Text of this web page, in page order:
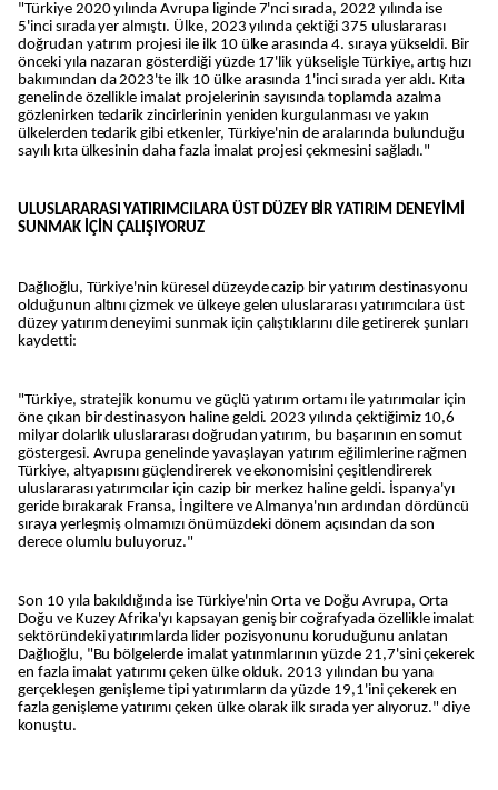
"Türkiye 2020 yılında Avrupa liginde 7'nci sırada, 2022 yılında ise
5'inci sırada yer almıştı. Ülke, 2023 yılında çektiği 375 uluslararası
doğrudan yatırım projesi ile ilk 10 ülke arasında 4. sıraya yükseldi. Bir
önceki yıla nazaran gösterdiği yüzde 17'lik yükselişle Türkiye, artış hızı
bakımından da 2023'te ilk 10 ülke arasında 1'inci sırada yer aldı. Kıta
genelinde özellikle imalat projelerinin sayısında toplamda azalma
gözlenirken tedarik zincirlerinin yeniden kurgulanması ve yakın
ülkelerden tedarik gibi etkenler, Türkiye'nin de aralarında bulunduğu
sayılı kıta ülkesinin daha fazla imalat projesi çekmesini sağladı."
ULUSLARARASI YATIRIMCILARA ÜST DÜZEY BİR YATIRIM DENEYİMİ
SUNMAK İÇİN ÇALIŞIYORUZ
Dağlıoğlu, Türkiye'nin küresel düzeyde cazip bir yatırım destinasyonu
olduğunun altını çizmek ve ülkeye gelen uluslararası yatırımcılara üst
düzey yatırım deneyimi sunmak için çalıştıklarını dile getirerek şunları
kaydetti:
"Türkiye, stratejik konumu ve güçlü yatırım ortamı ile yatırımcılar için
öne çıkan bir destinasyon haline geldi. 2023 yılında çektiğimiz 10,6
milyar dolarlık uluslararası doğrudan yatırım, bu başarının en somut
göstergesi. Avrupa genelinde yavaşlayan yatırım eğilimlerine rağmen
Türkiye, altyapısını güçlendirerek ve ekonomisini çeşitlendirerek
uluslararası yatırımcılar için cazip bir merkez haline geldi. İspanya'yı
geride bırakarak Fransa, İngiltere ve Almanya'nın ardından dördüncü
sıraya yerleşmiş olmamızı önümüzdeki dönem açısından da son
derece olumlu buluyoruz."
Son 10 yıla bakıldığında ise Türkiye'nin Orta ve Doğu Avrupa, Orta
Doğu ve Kuzey Afrika'yı kapsayan geniş bir coğrafyada özellikle imalat
sektöründeki yatırımlarda lider pozisyonunu koruduğunu anlatan
Dağlıoğlu, "Bu bölgelerde imalat yatırımlarının yüzde 21,7'sini çekerek
en fazla imalat yatırımı çeken ülke olduk. 2013 yılından bu yana
gerçekleşen genişleme tipi yatırımların da yüzde 19,1'ini çekerek en
fazla genişleme yatırımı çeken ülke olarak ilk sırada yer alıyoruz." diye
konuştu.